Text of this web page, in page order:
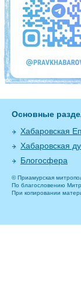
Основные
Хабаровская
Хабаровская
Блогосфера
© Приамурская
По благословению
При копировании